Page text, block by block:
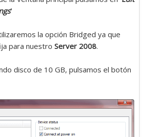
'
la opción Bridged ya que
para nuestro Server 2008.
disco de 10 GB, pulsamos el botón